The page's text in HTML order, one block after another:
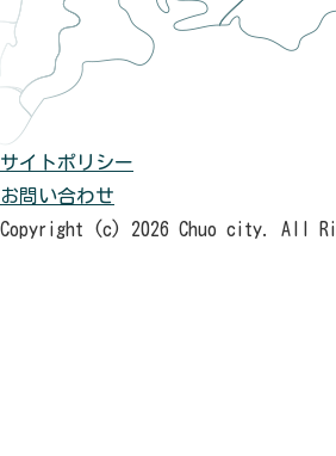
サイトポリシー
お問い合わせ
Copyright (c) 2026 Chuo city. All